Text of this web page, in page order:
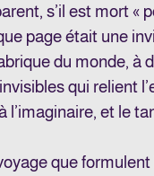
s’il est mort «
page était une
du monde, à
qui relient
l’imaginaire, et le
que